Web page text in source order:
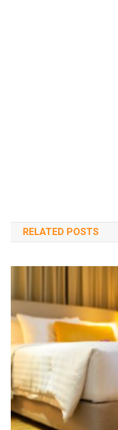
RELATED POSTS